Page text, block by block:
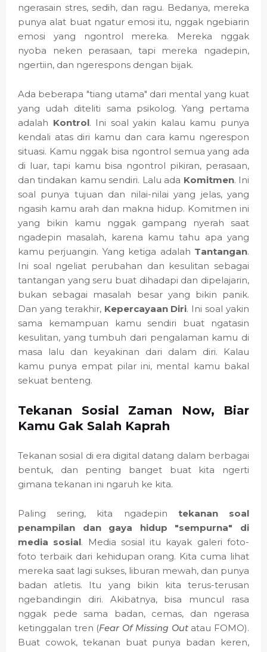
ngerasain stres, sedih, dan ragu. Bedanya, mereka
punya alat buat ngatur emosi itu, nggak ngebiarin
emosi yang ngontrol mereka. Mereka nggak
nyoba neken perasaan, tapi mereka ngadepin,
ngertiin, dan ngerespons dengan bijak.
Ada beberapa "tiang utama" dari mental yang kuat
yang udah diteliti sama psikolog. Yang pertama
adalah Kontrol. Ini soal yakin kalau kamu punya
kendali atas diri kamu dan cara kamu ngerespon
situasi. Kamu nggak bisa ngontrol semua yang ada
di luar, tapi kamu bisa ngontrol pikiran, perasaan,
dan tindakan kamu sendiri. Lalu ada Komitmen. Ini
soal punya tujuan dan nilai-nilai yang jelas, yang
ngasih kamu arah dan makna hidup. Komitmen ini
yang bikin kamu nggak gampang nyerah saat
ngadepin masalah, karena kamu tahu apa yang
kamu perjuangin. Yang ketiga adalah Tantangan.
Ini soal ngeliat perubahan dan kesulitan sebagai
tantangan yang seru buat dihadapi dan dipelajarin,
bukan sebagai masalah besar yang bikin panik.
Dan yang terakhir, Kepercayaan Diri. Ini soal yakin
sama kemampuan kamu sendiri buat ngatasin
kesulitan, yang tumbuh dari pengalaman kamu di
masa lalu dan keyakinan dari dalam diri. Kalau
kamu punya empat pilar ini, mental kamu bakal
sekuat benteng.
Tekanan Sosial Zaman Now, Biar
Kamu Gak Salah Kaprah
Tekanan sosial di era digital datang dalam berbagai
bentuk, dan penting banget buat kita ngerti
gimana tekanan ini ngaruh ke kita.
Paling sering, kita ngadepin tekanan soal
penampilan dan gaya hidup "sempurna" di
media sosial. Media sosial itu kayak galeri foto-
foto terbaik dari kehidupan orang. Kita cuma lihat
mereka saat lagi sukses, liburan mewah, dan punya
badan atletis. Itu yang bikin kita terus-terusan
ngebandingin diri. Akibatnya, bisa muncul rasa
nggak pede sama badan, cemas, dan ngerasa
ketinggalan tren (Fear Of Missing Outatau FOMO).
Buat cowok, tekanan buat punya badan keren,